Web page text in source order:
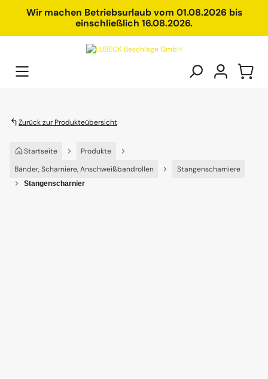
springenWir machen Betriebsurlaub vom 01.08.2026 bis
einschließlich 16.08.2026.
Zurück zur Produkteübersicht
Startseite
Produkte
Bänder, Scharniere, Anschweißbandrollen
Stangenscharniere
Stangenscharnier